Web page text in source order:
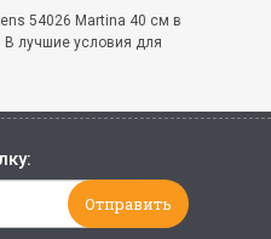
54026 Martina 40 см в
В лучшие условия для